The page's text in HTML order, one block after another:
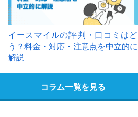
イースマイルの評判・口コミはど
う？料金・対応・注意点を中立的に
解説
コラム一覧を見る